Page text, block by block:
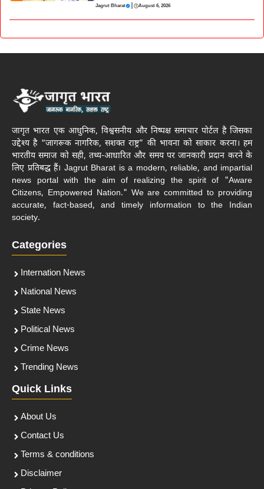
Jagrut Bharat | August 6, 2026
जागृत भारत एक आधुनिक, विश्वसनीय और निष्पक्ष समाचार पोर्टल है जिसका
उद्देश्य है “जागरूक नागरिक, सशक्त राष्ट्र” की भावना को साकार करना। हम
भारतीय समाज को सही, तथ्य-आधारित और समय पर जानकारी प्रदान करने के
लिए प्रतिबद्ध हैं। Jagrut Bharat is a modern, reliable, and impartial
news portal with the aim of realizing the spirit of "Aware
Citizens, Empowered Nation." We are committed to providing
accurate, fact-based, and timely information to the Indian
society.
Categories
Internation News
National News
State News
Political News
Crime News
Trending News
Quick Links
About Us
Contact Us
Terms & conditions
Disclaimer